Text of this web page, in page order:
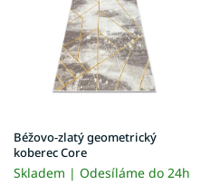
Béžovo-zlatý geometrický
koberec Core
Skladem | Odesíláme do 24h